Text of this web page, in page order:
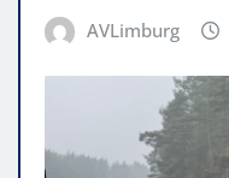
AVLimburg